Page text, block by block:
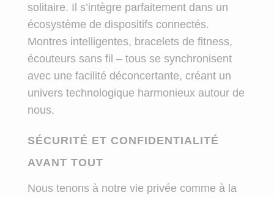
solitaire. Il s’intègre parfaitement dans un
écosystème de dispositifs connectés.
Montres intelligentes, bracelets de fitness,
écouteurs sans fil – tous se synchronisent
avec une facilité déconcertante, créant un
univers technologique harmonieux autour de
nous.
SÉCURITÉ ET CONFIDENTIALITÉ
AVANT TOUT
Nous tenons à notre vie privée comme à la